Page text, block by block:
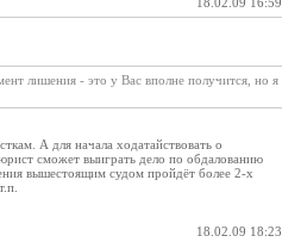
лишения - это у Вас вполне получится, но я
А для начала ходатайствовать о
сможет выиграть дело по обдалованию
вышестоящим судом пройдёт более 2-х
18.02.09 18:23